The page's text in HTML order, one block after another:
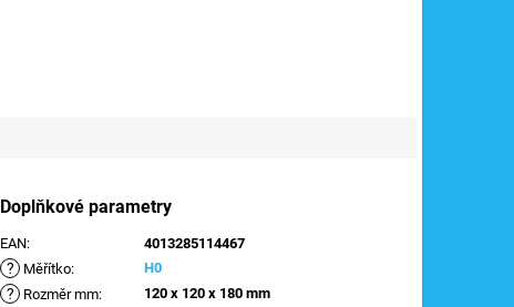
Doplňkové parametry
EAN: 4013285114467
? Měřítko: H0
? Rozměr mm: 120 x 120 x 180 mm